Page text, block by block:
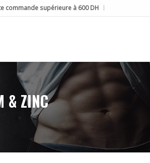
commande supérieure à 600 DH
& ZINC